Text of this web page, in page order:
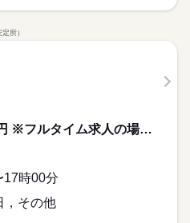
所）
200,000円〜450,000円 ※フルタイム求人の場合は月額（換算額）、パート求人の場合は時間額を表示しています。
17時00分
，その他